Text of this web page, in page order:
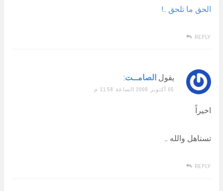
الحق ما تلحق ..!
REPLY
يقول الصامــت:
05 أكتوبر 2008 الساعة 11:58 م
اخيراً
تستاهل والله ..
REPLY